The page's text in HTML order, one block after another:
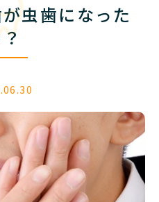
虫歯になった